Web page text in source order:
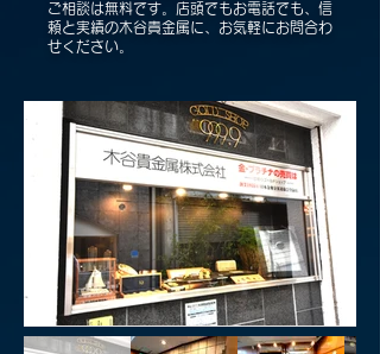
ご相談は無料です。店頭でもお電話でも、信
頼と実績の木谷貴金属に、お気軽にお問合わ
せください。